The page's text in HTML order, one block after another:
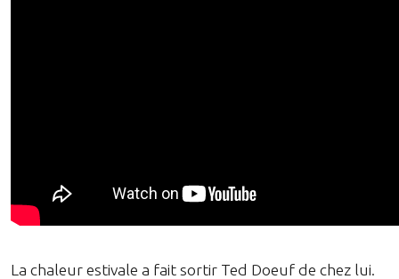
La chaleur estivale a fait sortir Ted Doeuf de chez lui.